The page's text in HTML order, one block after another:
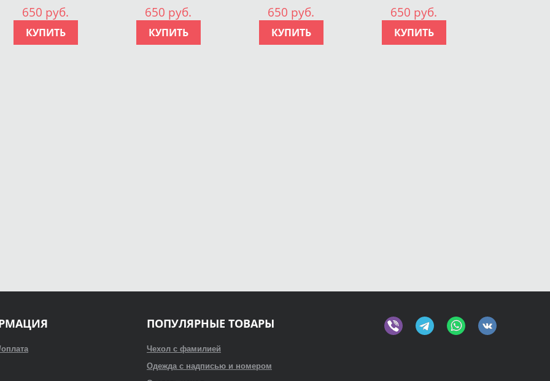
650 руб.
КУПИТЬ
650 руб.
КУПИТЬ
650 руб.
КУПИТЬ
650 руб.
КУПИТЬ
ПОПУЛЯРНЫЕ ТОВАРЫ
Чехол с фамилией
Одежда с надписью и номером